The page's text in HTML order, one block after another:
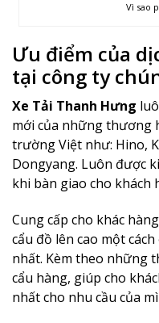
Vì sao
Ưu điểm của
tại công ty
Xe Tải Thanh Hưng
mới của những thương
trường Việt như: Hino,
Dongyang. Luôn được
khi bàn giao cho khách
Cung cấp cho khác
cẩu đồ lên cao một
nhất. Kèm theo những
cẩu hàng, giúp cho
nhất cho nhu cầu của